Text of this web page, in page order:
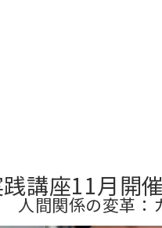
講座11月開催
人間関係の変革：